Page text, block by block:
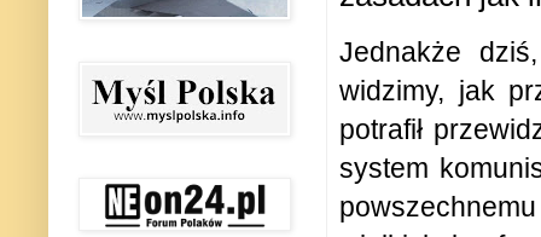
Jednakże
widzimy, jak
potrafił
system